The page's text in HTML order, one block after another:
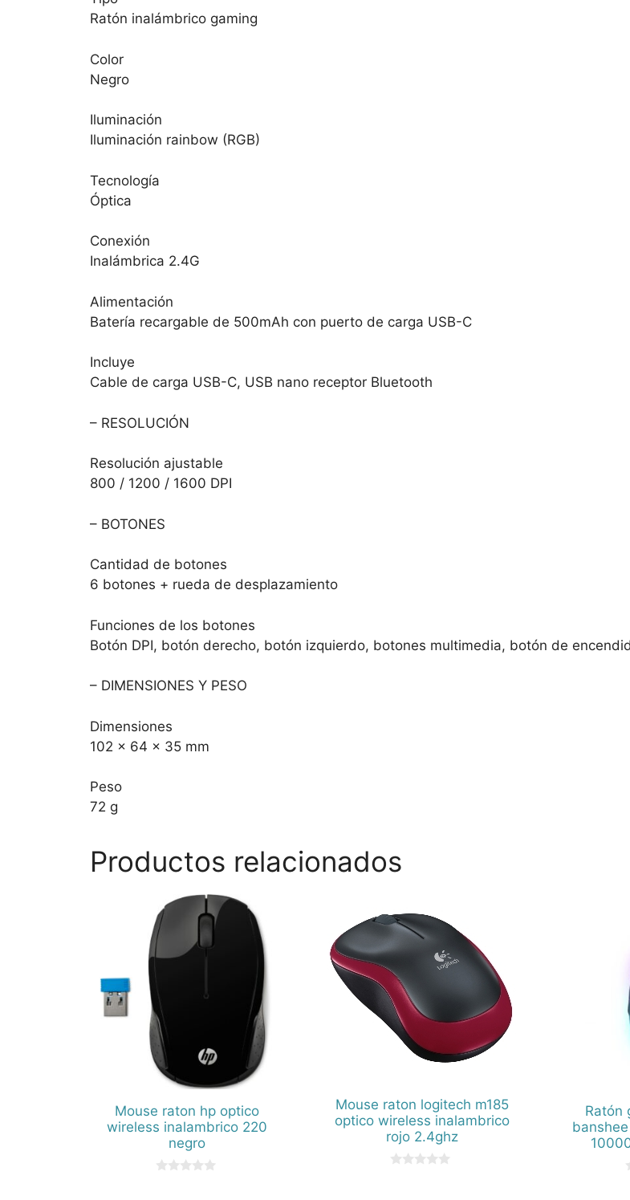
Ratón inalámbrico gaming
Color
Negro
Iluminación
Iluminación rainbow (RGB)
Tecnología
Óptica
Conexión
Inalámbrica 2.4G
Alimentación
Batería recargable de 500mAh con puerto de carga USB-C
Incluye
Cable de carga USB-C, USB nano receptor Bluetooth
– RESOLUCIÓN
Resolución ajustable
800 / 1200 / 1600 DPI
– BOTONES
Cantidad de botones
6 botones + rueda de desplazamiento
Funciones de los botones
Botón DPI, botón derecho, botón izquierdo, botones multimedia, botón de
– DIMENSIONES Y PESO
Dimensiones
102 x 64 x 35 mm
Peso
72 g
Productos relacionados
Mouse raton hp optico
wireless inalambrico 220
negro
Mouse raton logitech m185
optico wireless inalambrico
rojo 2.4ghz
Ratón